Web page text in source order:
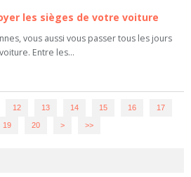
les sièges de votre voiture
vous aussi vous passer tous les jours
Entre les...
12 13 14 15 16 17
19 20 30
40
50
60
> >>